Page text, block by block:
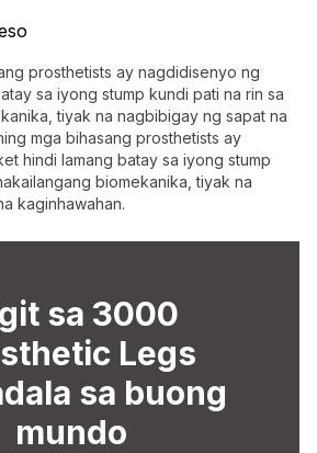
prosthetists ay nagdidisenyo ng
sa iyong stump kundi pati na rin sa
tiyak na nagbibigay ng sapat na
mga bihasang prosthetists ay
hindi lamang batay sa iyong stump
biomekanika, tiyak na
kaginhawahan.
sa 3000
Legs
sa buong
mundo